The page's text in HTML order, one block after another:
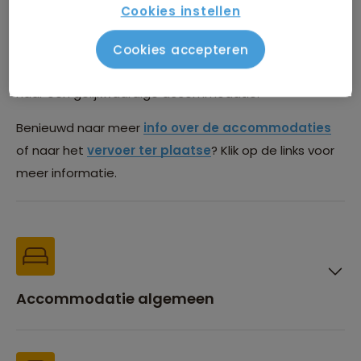
Deze lijst is onder voorbehoud van wijzigingen. Het kan
voorkomen dat we vanwege beschikbaarheid uitwijken
naar een gelijkwaardige accommodatie.
Benieuwd naar meer info over de accommodaties
of naar het vervoer ter plaatse? Klik op de links voor
meer informatie.
Accommodatie algemeen
Cookies instellen
Cookies accepteren